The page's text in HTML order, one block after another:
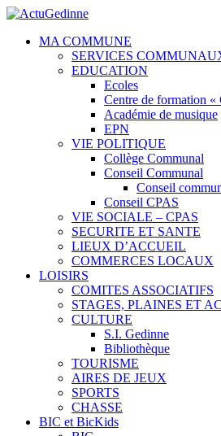
MA COMMUNE
SERVICES
EDUCATION
Ecoles
Centre de formation «
Académie de musique
EPN
VIE POLITIQUE
Collège Communal
Conseil Communal
Conseil
Conseil CPAS
VIE SOCIALE – CPAS
SECURITE ET SANTE
LIEUX D’ACCUEIL
COMMERCES LOCAUX
LOISIRS
COMITES ASSOCIATIFS
STAGES, PLAINES ET
CULTURE
S.I. Gedinne
Bibliothèque
TOURISME
AIRES DE JEUX
SPORTS
CHASSE
BIC et BicKids